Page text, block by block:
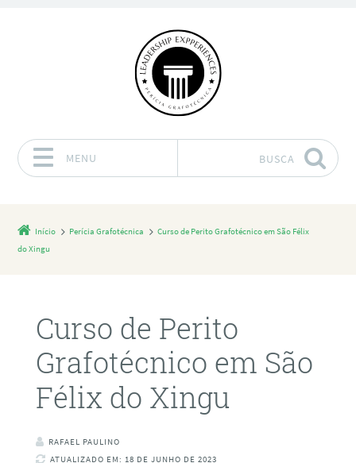
MENU BUSCA
Início Perícia Grafotécnica
Curso de Perito Grafotécnico em São Félix
do Xingu
Curso de Perito
Grafotécnico em São
Félix do Xingu
RAFAEL PAULINO
ATUALIZADO EM: 18 DE JUNHO DE 2023